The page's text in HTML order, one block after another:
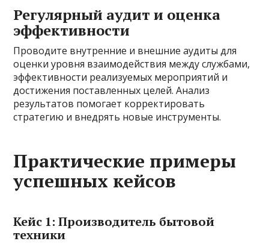
Регулярный аудит и оценка
эффективности
Проводите внутренние и внешние аудиты для
оценки уровня взаимодействия между службами,
эффективности реализуемых мероприятий и
достижения поставленных целей. Анализ
результатов помогает корректировать
стратегию и внедрять новые инструменты.
Практические примеры
успешных кейсов
Кейс 1: Производитель бытовой
техники